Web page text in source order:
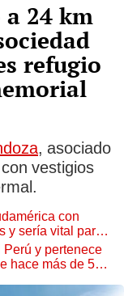
24 km
refugio
, asociado
vestigios
con
y sería vital para
y pertenece
hace más de 50